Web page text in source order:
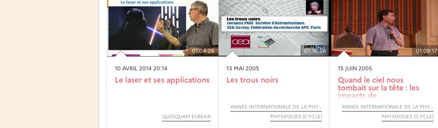
01:04:26
10 AVRIL 2014 20:14
Le laser et ses applications
QUIDQUAM EUREKA
01:16:56
13 MAI 2005
Les trous noirs
ANNÉE INTERNATIONALE DE LA PHYSIQUE, 2005
PHYSIFOLIES (CYCLE)
01:09:17
15 JUIN 2005
Quand le ciel nous
tombait sur la tête : les
impacts de...
ANNÉE INTERNATIONALE DE LA PHYSIQUE, 2005
PHYSIFOLIES (CYCLE)